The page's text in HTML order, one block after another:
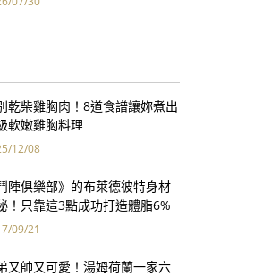
乾柴雞胸肉！8道食譜讓妳煮出
軟嫩雞胸料理
12/08
陣俱樂部》的布萊德彼特身材
！只靠這3點成功打造體脂6%
身材
09/21
又帥又可愛！湯姆荷蘭一家六